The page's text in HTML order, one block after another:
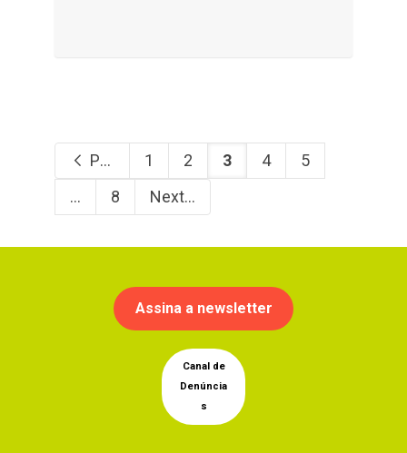
Previous 1 2 3 4
5
...
8 Next
Assina a newsletter
Canal de
Denúncia
s